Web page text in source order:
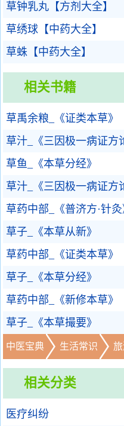
草钟乳丸【方剂大全】
草绣球【中药大全】
草蛛【中药大全】
相关书籍
草禹余粮_《证类本草》
草汁_《三因极一病证方
草鱼_《本草分经》
草汁_《三因极一病证方
草药中部_《普济方·针灸
草子_《本草从新》
草药中部_《证类本草》
草子_《本草分经》
草药中部_《新修本草》
草子_《本草撮要》
中医宝典 生活常识
相关分类
医疗纠纷